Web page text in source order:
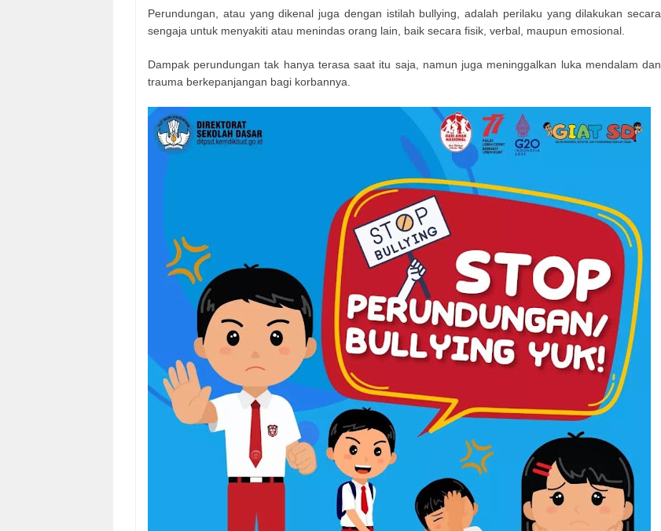
Perundungan, atau yang dikenal juga dengan istilah bullying, adalah perilaku yang dilakukan secara
sengaja untuk menyakiti atau menindas orang lain, baik secara fisik, verbal, maupun emosional.
Dampak perundungan tak hanya terasa saat itu saja, namun juga meninggalkan luka mendalam dan
trauma berkepanjangan bagi korbannya.